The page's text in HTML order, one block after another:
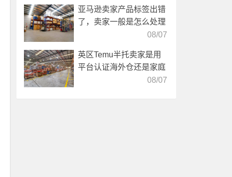
亚马逊卖家产品标签出错
了，卖家一般是怎么处理
08/07
英区Temu半托卖家是用
平台认证海外仓还是家庭
08/07